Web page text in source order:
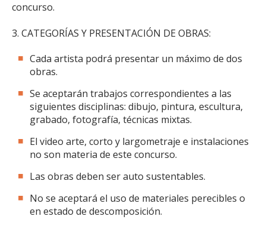
concurso.
3. CATEGORÍAS Y PRESENTACIÓN DE OBRAS:
Cada artista podrá presentar un máximo de dos
obras.
Se aceptarán trabajos correspondientes a las
siguientes disciplinas: dibujo, pintura, escultura,
grabado, fotografía, técnicas mixtas.
El video arte, corto y largometraje e instalaciones
no son materia de este concurso.
Las obras deben ser auto sustentables.
No se aceptará el uso de materiales perecibles o
en estado de descomposición.